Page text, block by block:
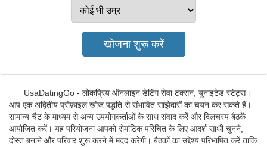
UsaDatingGo - लोकप्रिय ऑनलाइन डेटिंग सेवा टक्सन, यूनाइटेड स्टेट्स।
आप एक अद्वितीय प्रोफ़ाइल खोज पद्धति से संभावित साझेदारों का चयन कर सकते हैं।
सामान्य चैट के माध्यम से अन्य उपयोगकर्ताओं के साथ संवाद करें और दिलचस्प बैठकें
आयोजित करें। यह परियोजना आपको रोमांटिक परिचित के लिए आदर्श साथी चुनने,
दोस्त बनाने और परिवार शुरू करने में मदद करेगी। बैठकों का उद्देश्य परिभाषित करें ताकि